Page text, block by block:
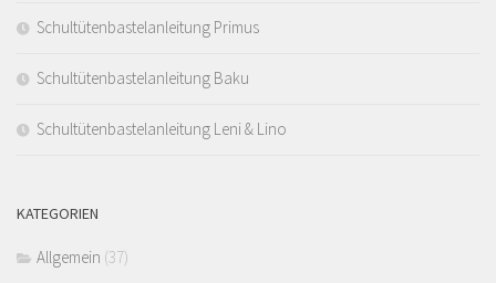
Schultütenbastelanleitung Primus
Schultütenbastelanleitung Baku
Schultütenbastelanleitung Leni & Lino
KATEGORIEN
Allgemein (37)